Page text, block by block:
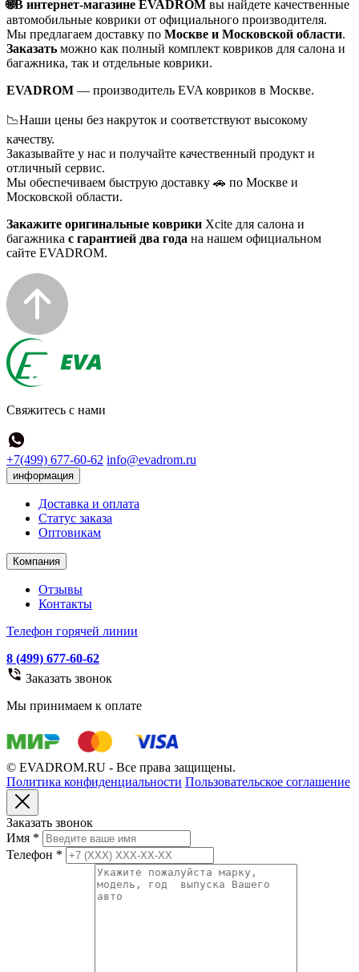
🌐В интернет-магазине EVADROM вы найдете качественные
автомобильные коврики от официального производителя.
Мы предлагаем доставку по Москве и Московской области.
Заказать можно как полный комплект ковриков для салона и
багажника, так и отдельные коврики.
EVADROM — производитель EVA ковриков в Москве.
📉Наши цены без накруток и соответствуют высокому
качеству.
Заказывайте у нас и получайте качественный продукт и
отличный сервис.
Мы обеспечиваем быструю доставку 🚗 по Москве и
Московской области.
Закажите оригинальные коврики Xcite для салона и
багажника с гарантией два года на нашем официальном
сайте EVADROM.
Свяжитесь с нами
+7(499) 677-60-62 info@evadrom.ru
информация
Доставка и оплата
Статус заказа
Оптовикам
Компания
Отзывы
Контакты
Телефон горячей линии
8 (499) 677-60-62
Заказать звонок
Мы принимаем к оплате
© EVADROM.RU - Все права защищены.
Политика конфиденциальности Пользовательское соглашение
Заказать звонок
Имя *
Телефон *